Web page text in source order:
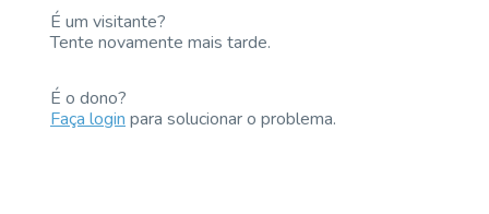
É um visitante?
Tente novamente mais tarde.
É o dono?
Faça loginpara solucionar o problema.